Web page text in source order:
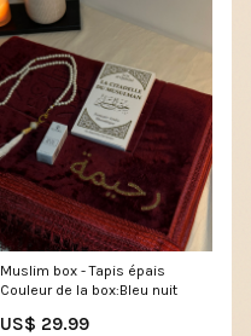
Muslim box - Tapis épais
Couleur de la box:Bleu nuit
US$ 29.99